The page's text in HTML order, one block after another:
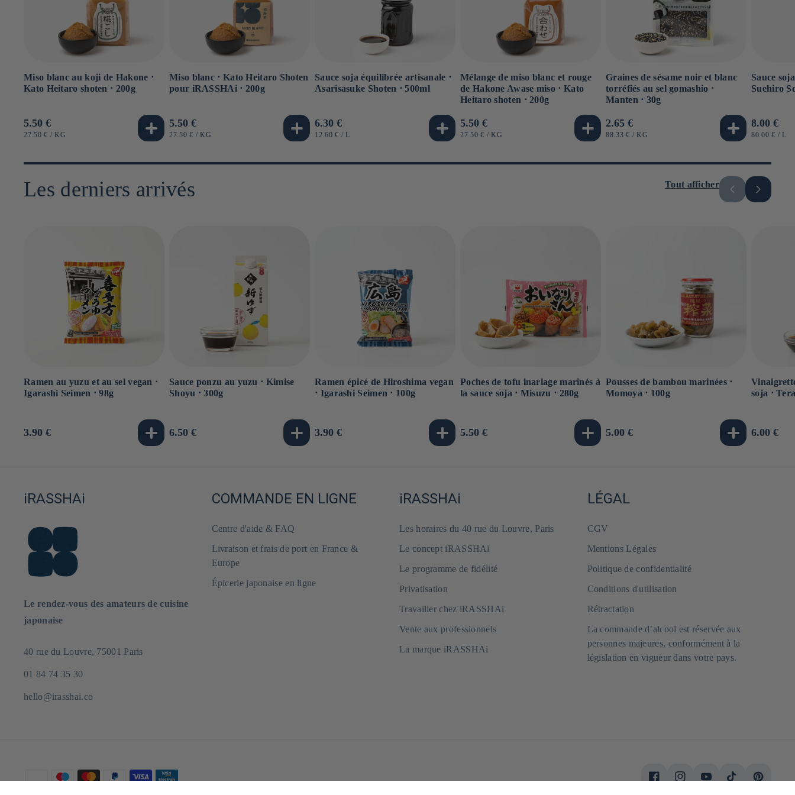
Miso blanc au koji de Hakone ⋅
Kato Heitaro shoten ⋅ 200g
Prix
habituel
5.50 €
PRIX
27.50 € / PAR
KG
Miso blanc ⋅ Kato Heitaro Shoten
pour iRASSHAi ⋅ 200g
Prix
habituel
5.50 €
PRIX
27.50 € / PAR
KG
Sauce soja équilibrée artisanale ⋅
Asarisasuke Shoten ⋅ 500ml
Prix
habituel
6.30 €
PRIX
12.60 € / PAR
L
Mélange de miso blanc et rouge
de Hakone Awase miso ⋅ Kato
Heitaro shoten ⋅ 200g
Prix
habituel
5.50 €
PRIX
27.50 € / PAR
KG
Graines de sésame noir et blanc
torréfiés au sel gomashio ⋅
Manten ⋅ 30g
Prix
habituel
2.65 €
PRIX
88.33 € / PAR
KG
Sauce
Suehiro
Prix
habituel
8.00 €
PRIX
80.00 € / L
Les derniers arrivés Tout afficher
Ramen au yuzu et au sel vegan ⋅
Igarashi Seimen ⋅ 98g
Prix
3.90 €
Sauce ponzu au yuzu ⋅ Kimise
Shoyu ⋅ 300g
Prix
6.50 €
Ramen épicé de Hiroshima vegan
⋅ Igarashi Seimen ⋅ 100g
Prix
3.90 €
Poches de tofu inariage marinés à
la sauce soja ⋅ Misuzu ⋅ 280g
Prix
5.50 €
Pousses de bambou marinées ⋅
Momoya ⋅ 100g
Prix
5.00 €
soja ⋅
Prix
6.00 €
iRASSHAi
Le rendez-vous des amateurs de cuisine
japonaise
40 rue du Louvre, 75001 Paris
01 84 74 35 30
hello@irasshai.co
COMMANDE EN LIGNE
Centre d'aide & FAQ
Livraison et frais de port en France &
Europe
Épicerie japonaise en ligne
iRASSHAi
Les horaires du 40 rue du Louvre, Paris
Le concept iRASSHAi
Le programme de fidélité
Privatisation
Travailler chez iRASSHAi
Vente aux professionnels
La marque iRASSHAi
LÉGAL
CGV
Mentions Légales
Politique de confidentialité
Conditions d'utilisation
Rétractation
La commande d’alcool est réservée aux
personnes majeures, conformément à la
législation en vigueur dans votre pays.
FacebookInstagramYouTubeTikTokPinterest